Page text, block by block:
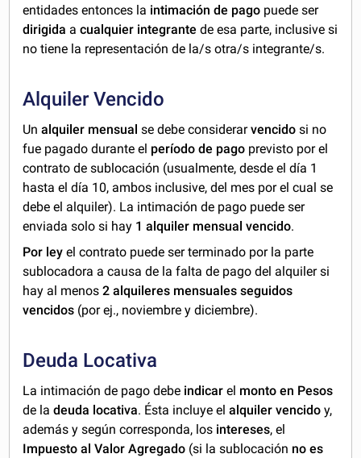
entidades entonces la intimación de pago puede ser
dirigida acualquier integrante de esa parte, inclusive si
no tiene la representación de la/s otra/s integrante/s.
Alquiler Vencido
Unalquiler mensual se debe considerarvencido si no
fue pagado durante el período de pago previsto por el
contrato de sublocación (usualmente, desde el día 1
hasta el día 10, ambos inclusive, del mes por el cual se
debe el alquiler). La intimación de pago puede ser
enviada solo si hay 1 alquiler mensual vencido.
Por ley el contrato puede ser terminado por la parte
sublocadora a causa de la falta de pago del alquiler si
hay al menos2 alquileres mensuales seguidos
vencidos (por ej., noviembre y diciembre).
Deuda Locativa
La intimación de pago debe indicar el monto en Pesos
de ladeuda locativa. Ésta incluye elalquiler vencido y,
además y según corresponda, los intereses, el
Impuesto al Valor Agregado (si la sublocación no es